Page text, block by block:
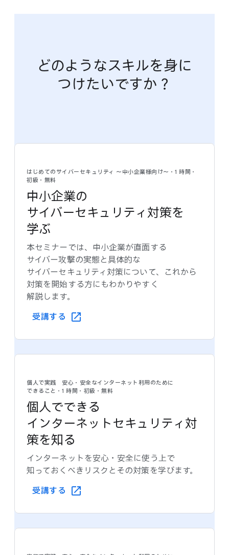
どのような​スキルを​身に​
つけたいですか？
はじめての​サイバーセキュリティ 〜中​小企業様向け〜・1 時間・
初級・​無料
中​小企業の​
サイバーセキュリティ対策を​
学ぶ
本セミナーでは、​中小企業が​直面する​
サイバー攻撃の​実態と​具体的な​
サイバーセキュリティ対策に​ついて、​これから​
対策を​開始する方にも​わかりやすく​
解説します。
受講する
個人で​実践 安心・安全な​インターネット利用の​ために​
できること・1 時間・初級・​無料
個人で​できる​
インターネットセキュリティ対
策を​知る
インターネットを​安心・安全に​使う上で​
知っておくべきリスクと​その​対策を​学びます。
受講する